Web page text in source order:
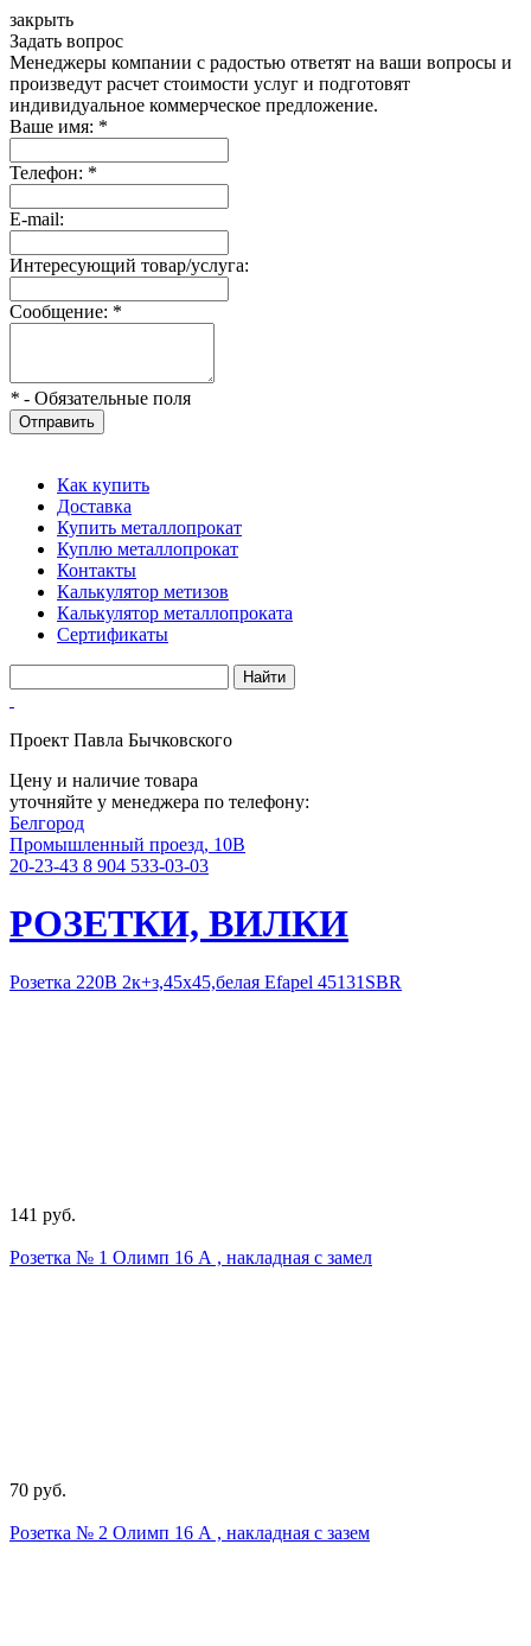
закрыть
Задать вопрос
Менеджеры компании с радостью ответят на ваши вопросы и
произведут расчет стоимости услуг и подготовят
индивидуальное коммерческое предложение.
Ваше имя: *
Телефон: *
E-mail:
Интересующий товар/услуга:
Сообщение: *
* - Обязательные поля
Отправить
Как купить
Доставка
Купить металлопрокат
Куплю металлопрокат
Контакты
Калькулятор метизов
Калькулятор металлопроката
Сертификаты
Проект Павла Бычковского
Цену и наличие товара
уточняйте у менеджера по телефону:
Белгород
Промышленный проезд, 10В
20-23-43 8 904 533-03-03
РОЗЕТКИ, ВИЛКИ
Розетка 220В 2к+з,45х45,белая Efapel 45131SBR
141 руб.
Розетка № 1 Олимп 16 А , накладная с замел
70 руб.
Розетка № 2 Олимп 16 А , накладная с зазем